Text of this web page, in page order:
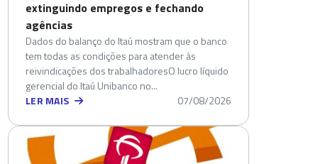
extinguindo empregos e fechando
agências
Dados do balanço do Itaú mostram que o banco
tem todas as condições para atender às
reivindicações dos trabalhadoresO lucro líquido
gerencial do Itaú Unibanco no...
LER MAIS
07/08/2026